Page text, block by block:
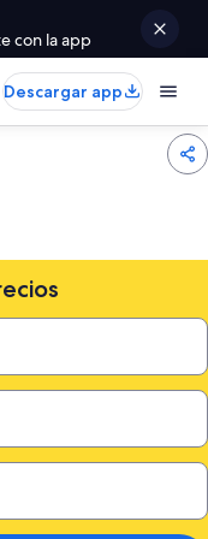
con la app
Descargar app